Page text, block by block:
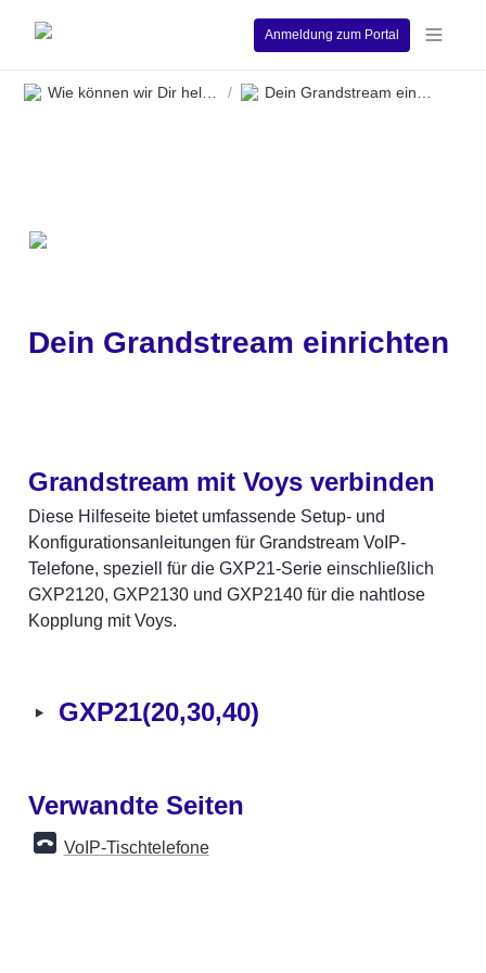
Anmeldung zum Portal
/
Dein Grandstream einrichten
Grandstream mit Voys verbinden
Diese Hilfeseite bietet umfassende Setup- und
Konfigurationsanleitungen für Grandstream VoIP-
Telefone, speziell für die GXP21-Serie einschließlich
GXP2120, GXP2130 und GXP2140 für die nahtlose
Kopplung mit Voys.
‣ GXP21(20,30,40)
Verwandte Seiten
VoIP-Tischtelefone